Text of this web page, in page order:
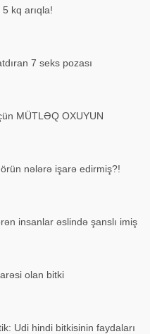
kq arıqla!
7 seks pozası
MÜTLƏQ OXUYUN
nələrə işarə edirmiş?!
insanlar əslində şanslı imiş
olan bitki
Udi hindi bitkisinin faydaları